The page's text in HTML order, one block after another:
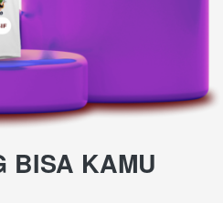
BISA KAMU